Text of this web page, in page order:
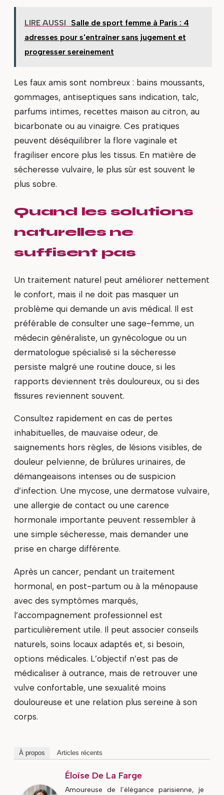
LIRE AUSSI
Salle de sport femme à Paris : 4
adresses pour s'entraîner sans jugement et
progresser sereinement
Les faux amis sont nombreux : bains moussants,
gommages, antiseptiques sans indication, talc,
parfums intimes, recettes maison au citron, au
bicarbonate ou au vinaigre. Ces pratiques
peuvent déséquilibrer la flore vaginale et
fragiliser encore plus les tissus. En matière de
sécheresse vulvaire, le plus sûr est souvent le
plus sobre.
Quand les solutions
naturelles ne
suffisent pas
Un traitement naturel peut améliorer nettement
le confort, mais il ne doit pas masquer un
problème qui demande un avis médical. Il est
préférable de consulter une sage-femme, un
médecin généraliste, un gynécologue ou un
dermatologue spécialisé si la sécheresse
persiste malgré une routine douce, si les
rapports deviennent très douloureux, ou si des
fissures reviennent souvent.
Consultez rapidement en cas de pertes
inhabituelles, de mauvaise odeur, de
saignements hors règles, de lésions visibles, de
douleur pelvienne, de brûlures urinaires, de
démangeaisons intenses ou de suspicion
d’infection. Une mycose, une dermatose vulvaire,
une allergie de contact ou une carence
hormonale importante peuvent ressembler à
une simple sécheresse, mais demander une
prise en charge différente.
Après un cancer, pendant un traitement
hormonal, en post-partum ou à la ménopause
avec des symptômes marqués,
l’accompagnement professionnel est
particulièrement utile. Il peut associer conseils
naturels, soins locaux adaptés et, si besoin,
options médicales. L’objectif n’est pas de
médicaliser à outrance, mais de retrouver une
vulve confortable, une sexualité moins
douloureuse et une relation plus sereine à son
corps.
À propos Articles récents
Éloïse De La Farge
Amoureuse de l’élégance parisienne, je